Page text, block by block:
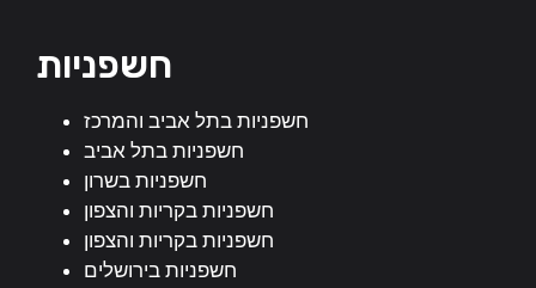
חשפניות
חשפניות בתל אביב והמרכז
חשפניות בתל אביב
חשפניות בשרון
חשפניות בקריות והצפון
חשפניות בקריות והצפון
חשפניות בירושלים